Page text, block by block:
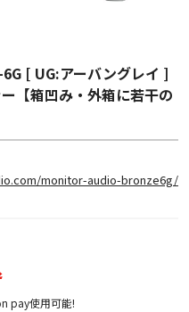
[ UG:アーバングレイ ]
【箱凹み・外箱に若干の
monitor-audio-bronze6g/
pay使用可能!